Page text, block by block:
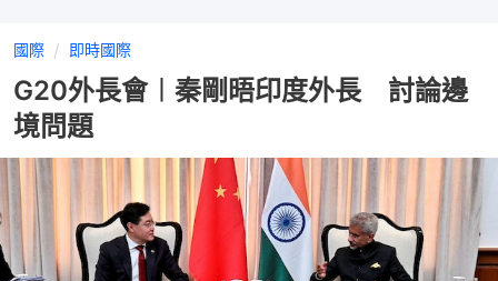
國際 即時國際
G20外長會︱秦剛晤印度外長 討論邊
境問題